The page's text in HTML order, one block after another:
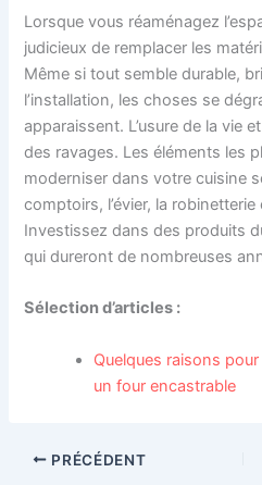
Lorsque vous réaménagez
judicieux de remplacer les
Même si tout semble durable,
l’installation, les choses se
apparaissent. L’usure de la vie
des ravages. Les éléments les
moderniser dans votre cuisine
comptoirs, l’évier, la
Investissez dans des produits
qui dureront de nombreuses
Sélection d’articles :
Quelques raisons
un four encastrable
PRÉCÉDENT